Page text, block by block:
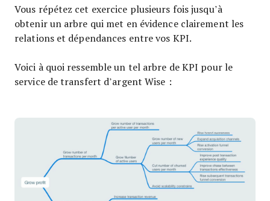
Vous répétez cet exercice plusieurs fois jusqu’à
obtenir un arbre qui met en évidence clairement les
relations et dépendances entre vos KPI.
Voici à quoi ressemble un tel arbre de KPI pour le
service de transfert d’argent Wise :